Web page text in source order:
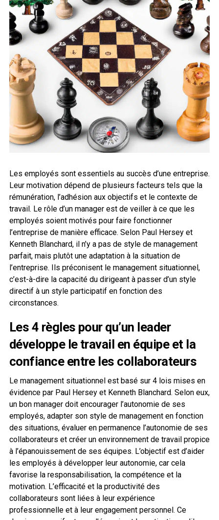
Les employés sont essentiels au succès d’une entreprise.
Leur motivation dépend de plusieurs facteurs tels que la
rémunération, l’adhésion aux objectifs et le contexte de
travail. Le rôle d’un manager est de veiller à ce que les
employés soient motivés pour faire fonctionner
l’entreprise de manière efficace. Selon Paul Hersey et
Kenneth Blanchard, il n’y a pas de style de management
parfait, mais plutôt une adaptation à la situation de
l’entreprise. Ils préconisent le management situationnel,
c’est-à-dire la capacité du dirigeant à passer d’un style
directif à un style participatif en fonction des
circonstances.
Les 4 règles pour qu’un leader
développe le travail en équipe et la
confiance entre les collaborateurs
Le management situationnel est basé sur 4 lois mises en
évidence par Paul Hersey et Kenneth Blanchard. Selon eux,
un bon manager doit encourager l’autonomie de ses
employés, adapter son style de management en fonction
des situations, évaluer en permanence l’autonomie de ses
collaborateurs et créer un environnement de travail propice
à l’épanouissement de ses équipes. L’objectif est d’aider
les employés à développer leur autonomie, car cela
favorise la responsabilisation, la compétence et la
motivation. L’efficacité et la productivité des
collaborateurs sont liées à leur expérience
professionnelle et à leur engagement personnel. Ce